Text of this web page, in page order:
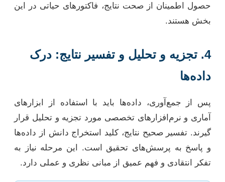
حصول اطمینان از صحت نتایج، فاکتورهای حیاتی در این
بخش هستند.
4. تجزیه و تحلیل و تفسیر نتایج: درک
داده‌ها
پس از جمع‌آوری، داده‌ها باید با استفاده از ابزارهای
آماری و نرم‌افزارهای تخصصی مورد تجزیه و تحلیل قرار
گیرند. تفسیر صحیح نتایج، کلید استخراج دانش از داده‌ها
و پاسخ به پرسش‌های تحقیق است. این مرحله نیاز به
تفکر انتقادی و فهم عمیق از مبانی نظری و عملی دارد.